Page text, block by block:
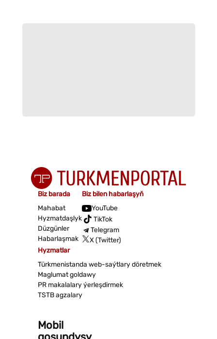
Biz barada
Mahabat
Hyzmatdaşlyk
Düzgünler
Habarlaşmak
Biz bilen habarlaşyň
YouTube
TikTok
Telegram
X (Twitter)
Hyzmatlar
Türkmenistanda web-saýtlary döretmek
Maglumat goldawy
PR makalalary ýerleşdirmek
TSTB agzalary
Mobil